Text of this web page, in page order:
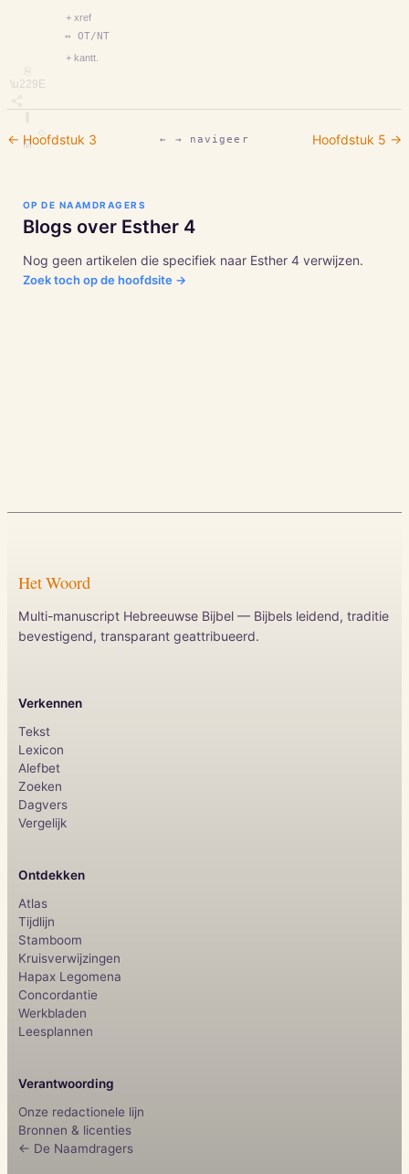
⎘
\u229E
M
+ xref
↔ OT/NT
+ kantt.
← Hoofdstuk 3 ← → navigeer Hoofdstuk 5 →
OP DE NAAMDRAGERS
Blogs over Esther 4
Nog geen artikelen die specifiek naar Esther 4 verwijzen.
Zoek toch op de hoofdsite →
Het Woord
Multi-manuscript Hebreeuwse Bijbel — Bijbels leidend, traditie
bevestigend, transparant geattribueerd.
Verkennen
Tekst
Lexicon
Alefbet
Zoeken
Dagvers
Vergelijk
Ontdekken
Atlas
Tijdlijn
Stamboom
Kruisverwijzingen
Hapax Legomena
Concordantie
Werkbladen
Leesplannen
Verantwoording
Onze redactionele lijn
Bronnen & licenties
← De Naamdragers